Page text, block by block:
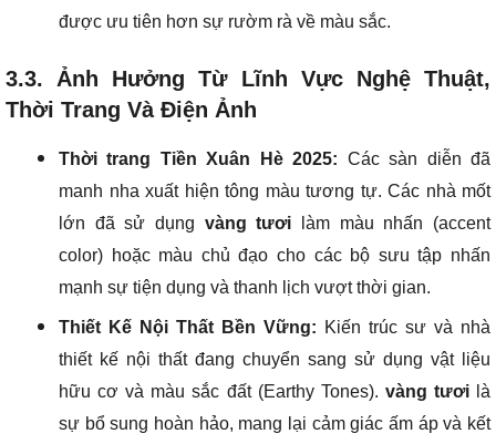
được ưu tiên hơn sự rườm rà về màu sắc.
3.3. Ảnh Hưởng Từ Lĩnh Vực Nghệ Thuật,
Thời Trang Và Điện Ảnh
Thời trang Tiền Xuân Hè 2025: Các sàn diễn đã
manh nha xuất hiện tông màu tương tự. Các nhà mốt
lớn đã sử dụng vàng tươi làm màu nhấn (accent
color) hoặc màu chủ đạo cho các bộ sưu tập nhấn
mạnh sự tiện dụng và thanh lịch vượt thời gian.
Thiết Kế Nội Thất Bền Vững: Kiến trúc sư và nhà
thiết kế nội thất đang chuyển sang sử dụng vật liệu
hữu cơ và màu sắc đất (Earthy Tones). vàng tươilà
sự bổ sung hoàn hảo, mang lại cảm giác ấm áp và kết